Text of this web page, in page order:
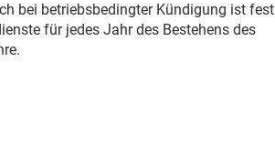
bei betriebsbedingter Kündigung ist fest
für jedes Jahr des Bestehens des